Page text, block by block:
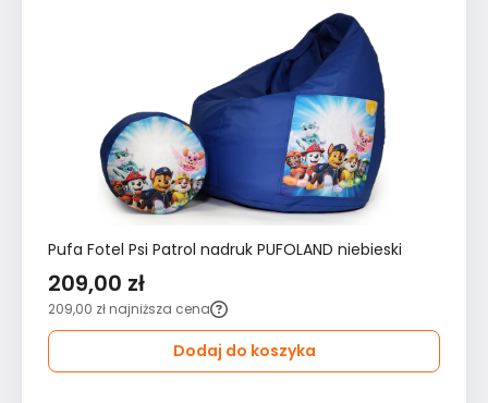
Pufa Fotel Psi Patrol nadruk PUFOLAND niebieski
209,00 zł
209,00 zł najniższa cena
Dodaj do koszyka